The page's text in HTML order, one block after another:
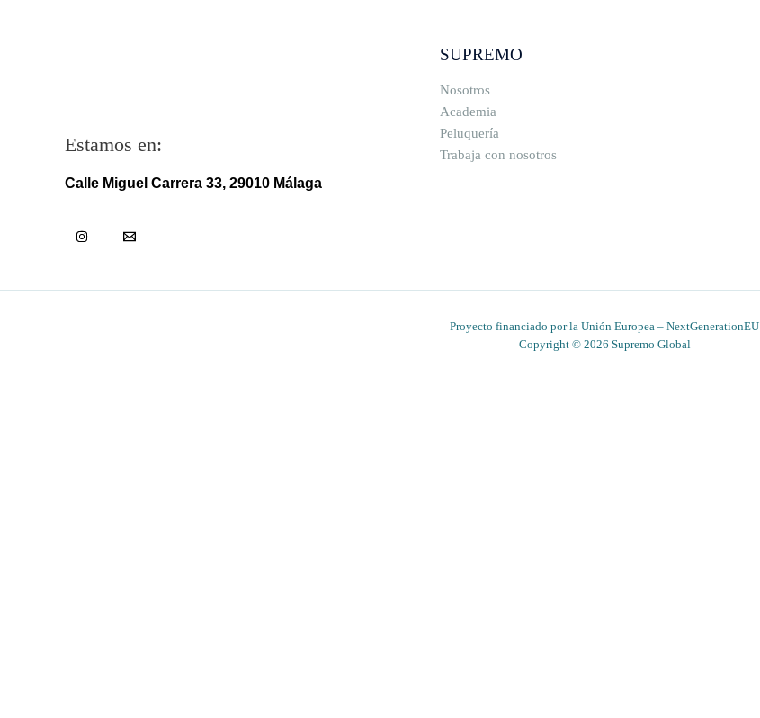
Estamos en:
Calle Miguel Carrera 33, 29010 Málaga
SUPREMO
Nosotros
Academia
Peluquería
Trabaja con nosotros
Proyecto financiado por la Unión Europea – NextGenerationEU
Copyright © 2026 Supremo Global